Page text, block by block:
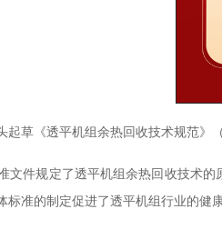
起草《透平机组余热回收技术规范》
文件规定了透平机组余热回收技术
准的制定促进了透平机组行业的健